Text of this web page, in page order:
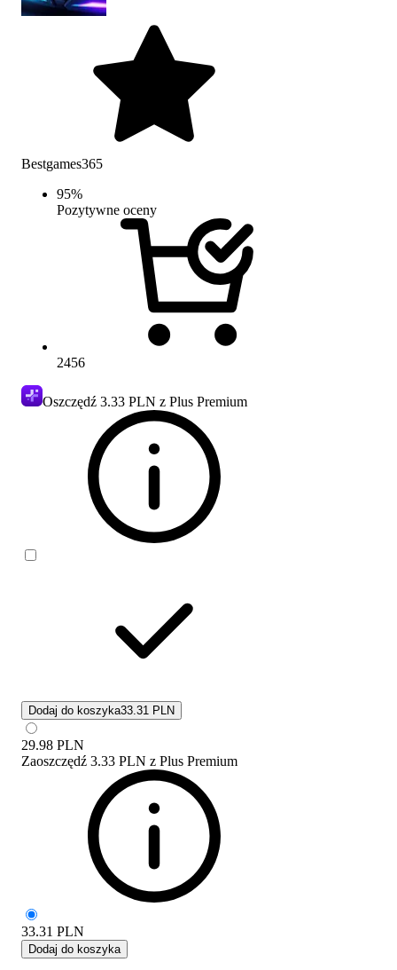
Bestgames365
95%
Pozytywne oceny
2456
Oszczędź 3.33 PLN z Plus Premium
Dodaj do koszyka33.31 PLN
29.98 PLN
Zaoszczędź 3.33 PLN z Plus Premium
33.31 PLN
Dodaj do koszyka